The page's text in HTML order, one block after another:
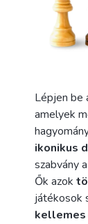
Lépjen be
amelyek
ikonikus
szabvány
Ők azok
játékosok
kellemes